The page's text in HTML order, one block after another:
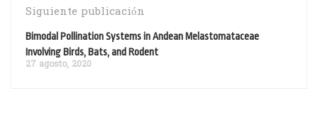
Siguiente publicación
Bimodal Pollination Systems in Andean Melastomataceae
Involving Birds, Bats, and Rodent
27 agosto, 2020